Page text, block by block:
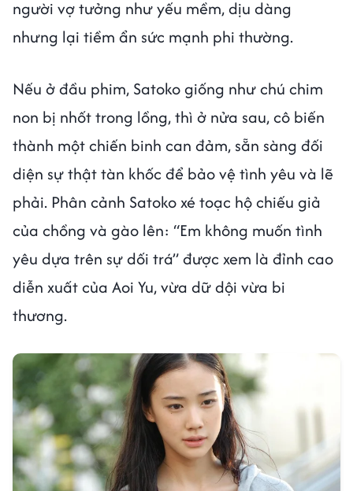
người vợ tưởng như yếu mềm, dịu dàng
nhưng lại tiềm ẩn sức mạnh phi thường.
Nếu ở đầu phim, Satoko giống như chú chim
non bị nhốt trong lồng, thì ở nửa sau, cô biến
thành một chiến binh can đảm, sẵn sàng đối
diện sự thật tàn khốc để bảo vệ tình yêu và lẽ
phải. Phân cảnh Satoko xé toạc hộ chiếu giả
của chồng và gào lên: “Em không muốn tình
yêu dựa trên sự dối trá” được xem là đỉnh cao
diễn xuất của Aoi Yu, vừa dữ dội vừa bi
thương.